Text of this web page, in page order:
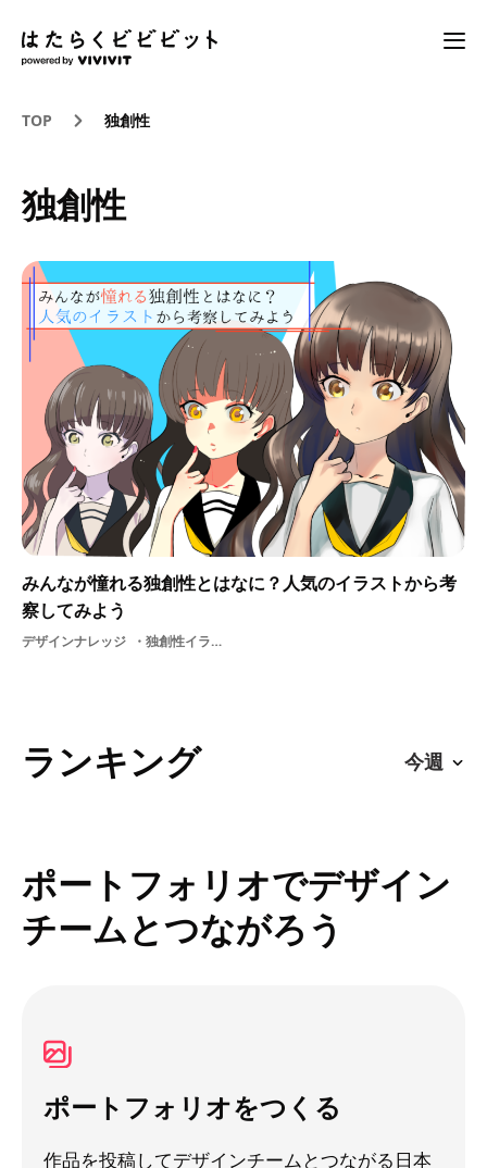
TOP 独創性
独創性
みんなが憧れる独創性とはなに？人気のイラストから考
察してみよう
デザインナレッジ 独創性イラストレーター
ランキング
ポートフォリオでデザイン
チームとつながろう
ポートフォリオをつくる
作品を投稿してデザインチームとつながる日本